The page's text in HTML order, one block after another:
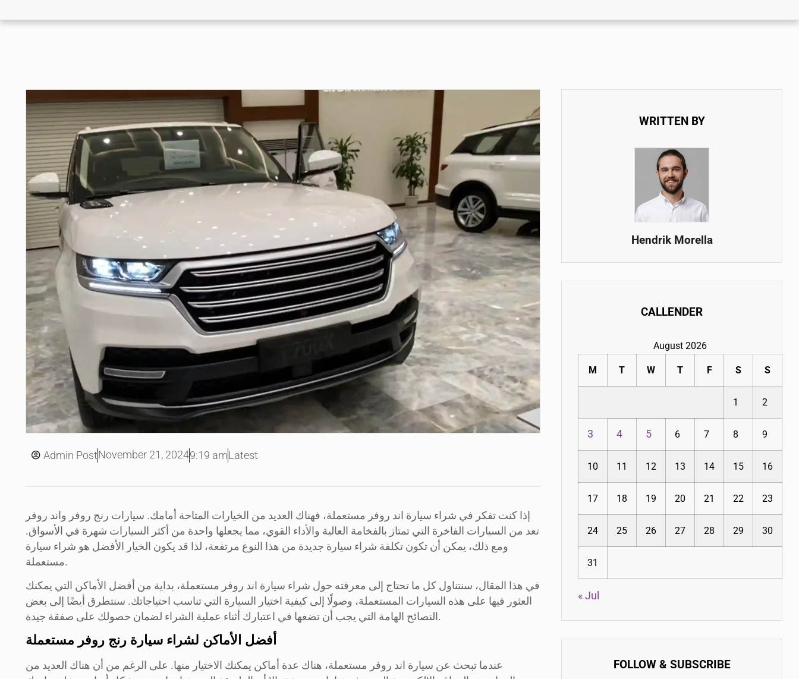
Admin Post November 21, 20249:19 amLatest
إذا كنت تفكر في شراء سيارة اند روفر مستعملة، فهناك العديد من الخيارات المتاحة أمامك. سيارات رنج روفر واند روفر
تعد من السيارات الفاخرة التي تمتاز بالفخامة العالية والأداء القوي، مما يجعلها واحدة من أكثر السيارات شهرة في الأسواق.
ومع ذلك، يمكن أن تكون تكلفة شراء سيارة جديدة من هذا النوع مرتفعة، لذا قد يكون الخيار الأفضل هو شراء سيارة
مستعملة.
في هذا المقال، سنتناول كل ما تحتاج إلى معرفته حول شراء سيارة اند روفر مستعملة، بداية من أفضل الأماكن التي يمكنك
العثور فيها على هذه السيارات المستعملة، وصولًا إلى كيفية اختيار السيارة التي تناسب احتياجاتك. سنتطرق أيضًا إلى بعض
النصائح الهامة التي يجب أن تضعها في اعتبارك أثناء عملية الشراء لضمان حصولك على صفقة جيدة.
أفضل الأماكن لشراء سيارة رنج روفر مستعملة
عندما تبحث عن سيارة اند روفر مستعملة، هناك عدة أماكن يمكنك الاختيار منها. على الرغم من أن هناك العديد من
WRITTEN BY
Hendrik Morella
CALLENDER
August 2026
M T W T F S S
1 2
3 4 5 6 7 8 9
10 11 12 13 14 15 16
17 18 19 20 21 22 23
24 25 26 27 28 29 30
31
« Jul
FOLLOW & SUBSCRIBE